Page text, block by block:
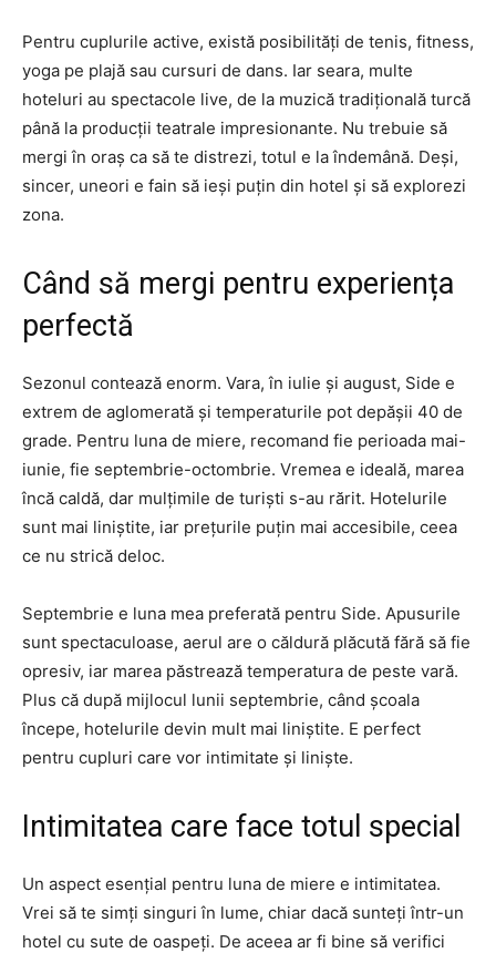
Pentru cuplurile active, există posibilități de tenis, fitness,
yoga pe plajă sau cursuri de dans. Iar seara, multe
hoteluri au spectacole live, de la muzică tradițională turcă
până la producții teatrale impresionante. Nu trebuie să
mergi în oraș ca să te distrezi, totul e la îndemână. Deși,
sincer, uneori e fain să ieși puțin din hotel și să explorezi
zona.
Când să mergi pentru experiența
perfectă
Sezonul contează enorm. Vara, în iulie și august, Side e
extrem de aglomerată și temperaturile pot depășii 40 de
grade. Pentru luna de miere, recomand fie perioada mai-
iunie, fie septembrie-octombrie. Vremea e ideală, marea
încă caldă, dar mulțimile de turiști s-au rărit. Hotelurile
sunt mai liniștite, iar prețurile puțin mai accesibile, ceea
ce nu strică deloc.
Septembrie e luna mea preferată pentru Side. Apusurile
sunt spectaculoase, aerul are o căldură plăcută fără să fie
opresiv, iar marea păstrează temperatura de peste vară.
Plus că după mijlocul lunii septembrie, când școala
începe, hotelurile devin mult mai liniștite. E perfect
pentru cupluri care vor intimitate și liniște.
Intimitatea care face totul special
Un aspect esențial pentru luna de miere e intimitatea.
Vrei să te simți singuri în lume, chiar dacă sunteți într-un
hotel cu sute de oaspeți. De aceea ar fi bine să verifici